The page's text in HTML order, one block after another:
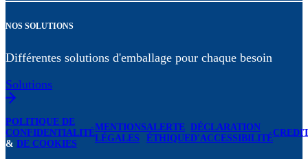
NOS SOLUTIONS
Différentes solutions d'emballage pour chaque besoin
Solutions
POLITIQUE DE
CONFIDENTIALITÉ
& DE COOKIES
MENTIONS
LÉGALES
ALERTE
ÉTHIQUE
DÉCLARATION
D'ACCESSIBILITÉ